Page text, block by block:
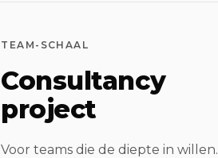
TEAM-SCHAAL
Consultancy
project
Voor teams die de diepte in willen.